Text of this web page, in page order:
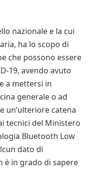
nazionale e la cui
ha lo scopo di
che possono essere
19, avendo avuto
a mettersi in
generale o ad
un’ulteriore catena
tecnici del Ministero
Bluetooth Low
dato di
è in grado di sapere